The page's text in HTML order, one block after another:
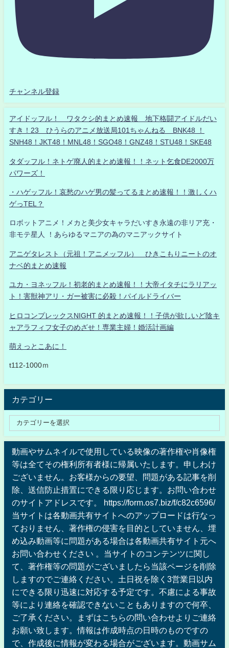
チャンネル登録
アイドッフル！ ワタクシ的まとめ速報 地下格闘アイドルだい
すき！23 ひうらのアニメ放送局101ちゃんねる BNK48 ！
SNH48！JKT48！MNL48！SGO48！GNZ48！STU48！SKE48
タダッフル！ネトゲ廃人的まとめ速報！！ネット乞食DE2000万
パワーズ！
・ハゲッフル！哀愁のハゲ男の髪ってるまとめ速報！！激しくハ
ゲっTEL？
ロボットアニメ！メカと美少女キャラだいすき永遠の非リア充・
非モテ星人 ！あらゆるマニアの為のマニアックサイト
アニゲタレスト（元祖！アニメッフル） ひきこもりニートのオ
ナベ的まとめ速報
ユカ・ヨネッフル！初老的まとめ速報！！大帝イタチにラリアッ
ト！害獣神アリ・ガー被害に必殺！パイルドライバー
ヒロコンプレックスNIGHT 的まとめ速報！！子供が欲しいど陰キ
ャアラフィフ女子のめざせ！専業主婦！婚活計画編
萌えっとこあに！
t112-1000ｍ
カテゴリー
動画やサムネイルで使用している映像の著作権や肖像権
等は全てその権利所有者様に帰属いたします。申しわけ
ございません。お客様からの要望、問題がある記事を削
除、送信防止措置にできる限り応じます。お問い合わせ
のサイトアドレスです。 https://form.os7.biz/f/c82c6596/
当サイトは各動画共有サイトへのアップロードは行なっ
ておりません、著作権の侵害を目的としていません、埋
め込み動画等に問題がある場合は各動画共有サイト元へ
お問い合わせください 。当サイトのコンテンツに関し
て、著作権等の問題がございましたら当該ページを削除
しますのでご連絡ください。土日祝を除く3営業日以内
にできる限り迅速に対応する予定です。不慮による事故
等により連絡を確認できないこともありますので何卒、
ご了承ください。まずはこちらの問い合わせよりご連絡
お願い致します。情報は作成時点の日時のものですの
で、作成後に情報が変わる場合がございます。動画サム